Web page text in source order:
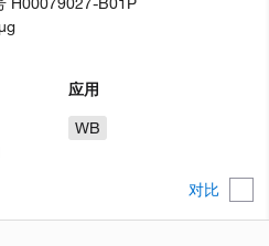
对比
应用
WB